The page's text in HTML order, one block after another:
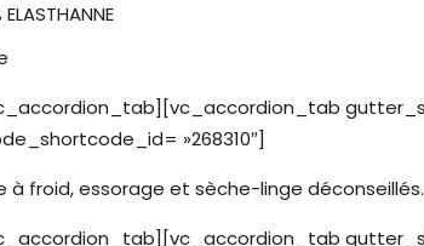
»268310″]
à froid, essorage et sèche-linge déconseillés.